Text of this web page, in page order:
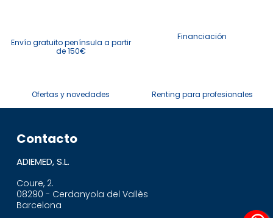
Envío gratuito península a partir
de 150€
Financiación
Ofertas y novedades Renting para profesionales
Contacto
ADIEMED, S.L.
Coure, 2.
08290 - Cerdanyola del Vallès
Barcelona